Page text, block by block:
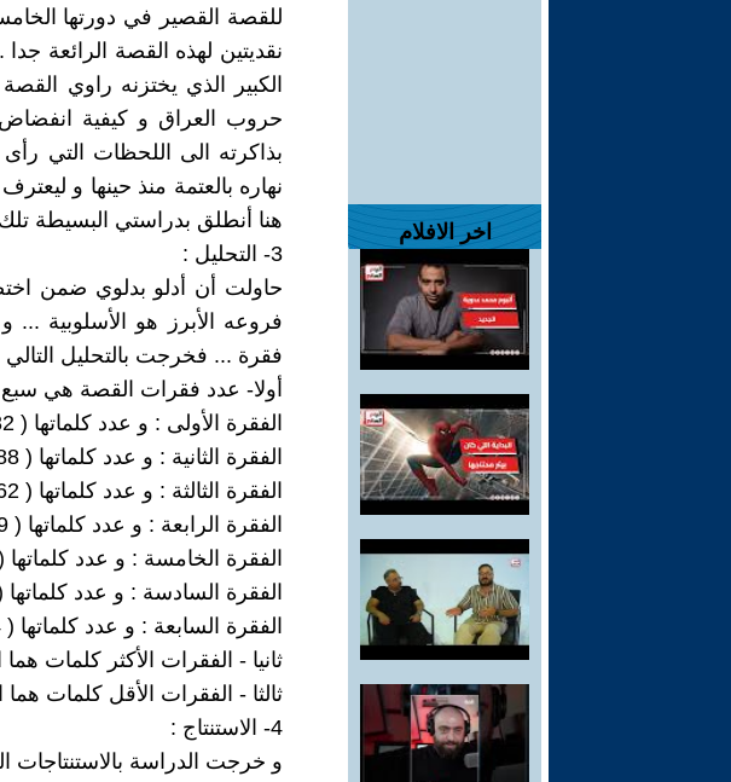
اخر الافلام
للقصة القصير في دورتها
نقديتين لهذه القصة الرائعة
الكبير الذي يختزنه راوي
حروب العراق و كيفية
بذاكرته الى اللحظات التي
نهاره بالعتمة منذ حينها و
هنا أنطلق بدراستي البسيطة
3- التحليل :
حاولت أن أدلو بدلوي ضمن
فروعه الأبرز هو الأسلوبية
فقرة ... فخرجت بالتحليل التالي
أولا- عدد فقرات القصة هي
الفقرة الأولى : و عدد كلماتها ( 32 ) كلمة .
الفقرة الثانية : و عدد كلماتها ( 88 ) كلمة .
الفقرة الثالثة : و عدد كلماتها ( 62 ) كلمة .
الفقرة الرابعة : و عدد كلماتها ( 109 ) كلمة .
الفقرة الخامسة : و عدد كلماتها ( 49 ) كلمة
الفقرة السادسة : و عدد كلماتها ( 60 ) كلمة
الفقرة السابعة : و عدد كلماتها ( 104 ) كلمة .
ثانيا - الفقرات الأكثر كلمات
ثالثا - الفقرات الأقل كلمات
4- الاستنتاج :
و خرجت الدراسة بالاستنتاجات